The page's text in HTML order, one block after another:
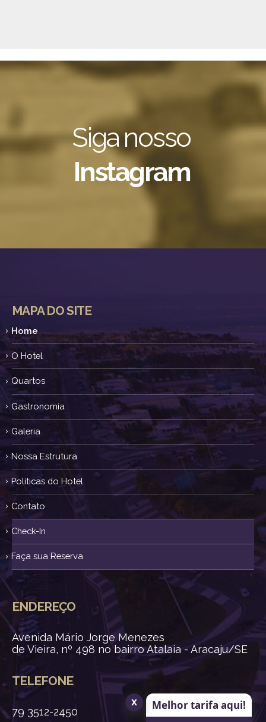
Siga nosso
Instagram
MAPA DO SITE
Home
O Hotel
Quartos
Gastronomia
Galeria
Nossa Estrutura
Políticas do Hotel
Contato
Check-In
Faça sua Reserva
ENDEREÇO
Avenida Mário Jorge Menezes
de Vieira, nº 498 no bairro Atalaia - Aracaju/SE
TELEFONE
79 3512-2450 Melhor tarifa aqui!
x